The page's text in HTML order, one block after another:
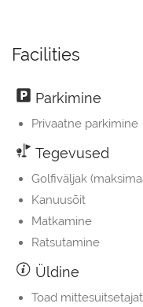
Facilities
Parkimine
Privaatne parkimine
Tegevused
Golfiväljak
Kanuusõit
Matkamine
Ratsutamine
Üldine
Toad